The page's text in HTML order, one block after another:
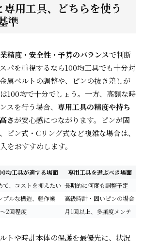
専用工具、どちらを使う
準
精度・安全性・予算のバランスで判断
パを重視するなら100均工具でも十分対
属ベルトの調整や、ピンの抜き差しが
100均で十分でしょう。一方、高額な時
スを行う場合、 専用工具の精度や持ち
さが安心感につながります。ピンが固
ピン式・Cリング式など複雑な場合は、
をおすすめします。
均工具が適する場面
専用工具を選ぶべき場面
て、コストを抑えたい 長期的に何度も調整予定
プルな構造、軽作業
高級時計・固いピンの場合
2回程度 月1回以上、多頻度メンテ
トや時計本体の保護を最優先に、状況